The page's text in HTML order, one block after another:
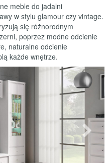
meble do jadalni
w stylu glamour czy vintage.
się różnorodnym
poprzez modne odcienie
naturalne odcienie
każde wnętrze.